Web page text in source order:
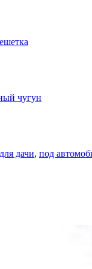
чугун
для дачи, под